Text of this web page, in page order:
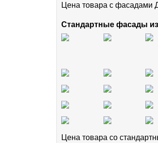
Цена товара с фасадами
Стандартные фасады
Цена товара cо